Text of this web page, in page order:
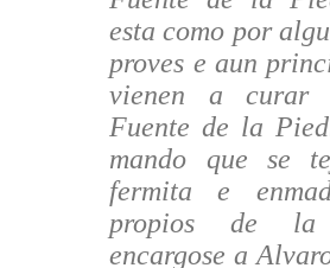
esta como por
proves e aun
vienen a
Fuente de la
mando que se
fermita e
propios de
encargose a